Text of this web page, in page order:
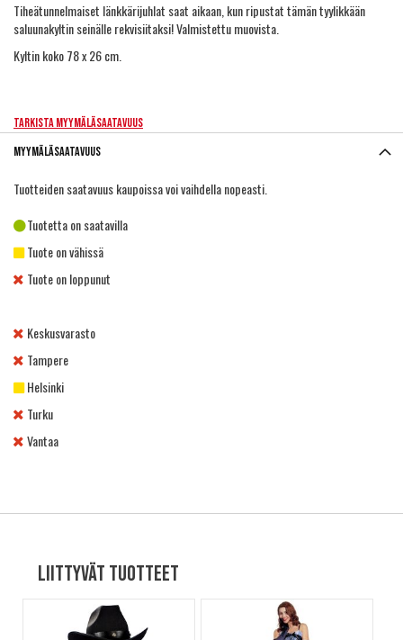
Tiheätunnelmaiset länkkärijuhlat saat aikaan, kun ripustat tämän tyylikkään
saluunakyltin seinälle rekvisiitaksi! Valmistettu muovista.
Kyltin koko 78 x 26 cm.
Tarkista myymäläsaatavuus
Myymäläsaatavuus
Tuotteiden saatavuus kaupoissa voi vaihdella nopeasti.
Tuotetta on saatavilla
Tuote on vähissä
Tuote on loppunut
Keskusvarasto
Tampere
Helsinki
Turku
Vantaa
Liittyvät tuotteet